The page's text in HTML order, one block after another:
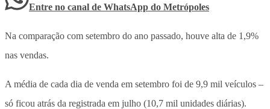
Entre no canal de WhatsApp do Metrópoles
Na comparação com setembro do ano passado, houve alta de 1,9%
nas vendas.
A média de cada dia de venda em setembro foi de 9,9 mil veículos –
só ficou atrás da registrada em julho (10,7 mil unidades diárias).